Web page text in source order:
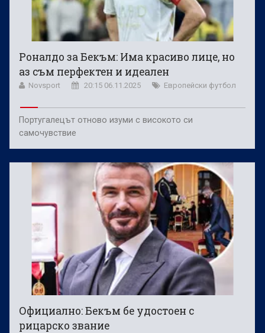
Роналдо за Бекъм: Има красиво лице, но
аз съм перфектен и идеален
Novsport 20:15 06.11.2025 Европейски футбол
Португалецът отново изуми с високото си
самочувствие
Официално: Бекъм бе удостоен с
рицарско звание